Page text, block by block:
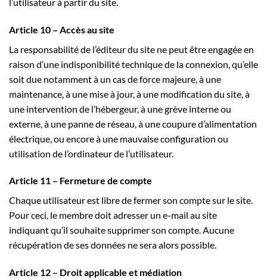
Article 10 – Accès au site
La responsabilité de l’éditeur du site ne peut être engagée en
raison d’une indisponibilité technique de la connexion, qu’elle
soit due notamment à un cas de force majeure, à une
maintenance, à une mise à jour, à une modification du site, à
une intervention de l’hébergeur, à une grève interne ou
externe, à une panne de réseau, à une coupure d’alimentation
électrique, ou encore à une mauvaise configuration ou
utilisation de l’ordinateur de l’utilisateur.
Article 11 – Fermeture de compte
Chaque utilisateur est libre de fermer son compte sur le site.
Pour ceci, le membre doit adresser un e-mail au site
indiquant qu’il souhaite supprimer son compte. Aucune
récupération de ses données ne sera alors possible.
Article 12 – Droit applicable et médiation